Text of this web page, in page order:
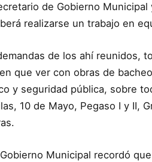
de Gobierno
realizarse un trabajo en
de los ahí reunidos,
que ver con obras de
y seguridad pública, sobre
10 de Mayo, Pegaso I y II,
Municipal recordó